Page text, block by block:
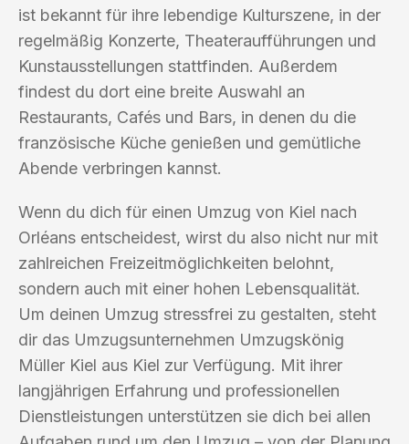
ist bekannt für ihre lebendige Kulturszene, in der
regelmäßig Konzerte, Theateraufführungen und
Kunstausstellungen stattfinden. Außerdem
findest du dort eine breite Auswahl an
Restaurants, Cafés und Bars, in denen du die
französische Küche genießen und gemütliche
Abende verbringen kannst.
Wenn du dich für einen Umzug von Kiel nach
Orléans entscheidest, wirst du also nicht nur mit
zahlreichen Freizeitmöglichkeiten belohnt,
sondern auch mit einer hohen Lebensqualität.
Um deinen Umzug stressfrei zu gestalten, steht
dir das Umzugsunternehmen Umzugskönig
Müller Kiel aus Kiel zur Verfügung. Mit ihrer
langjährigen Erfahrung und professionellen
Dienstleistungen unterstützen sie dich bei allen